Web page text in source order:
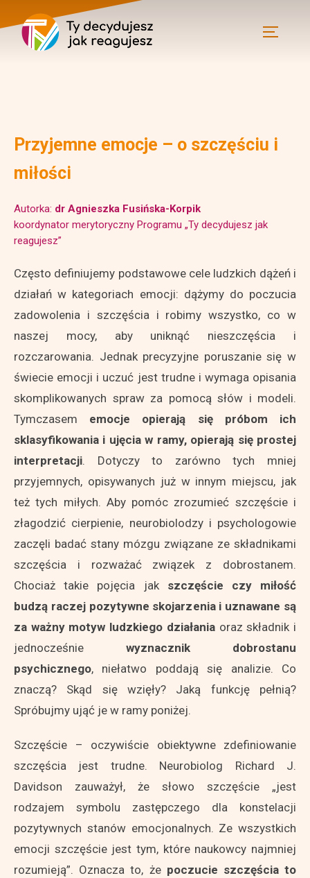
Przyjemne emocje – o szczęściu i
miłości
Autorka: dr Agnieszka Fusińska-Korpik
koordynator merytoryczny Programu „Ty decydujesz jak
reagujesz”
Często definiujemy podstawowe cele ludzkich dążeń i
działań w kategoriach emocji: dążymy do poczucia
zadowolenia i szczęścia i robimy wszystko, co w
naszej mocy, aby uniknąć nieszczęścia i
rozczarowania. Jednak precyzyjne poruszanie się w
świecie emocji i uczuć jest trudne i wymaga opisania
skomplikowanych spraw za pomocą słów i modeli.
Tymczasem emocje opierają się próbom ich
sklasyfikowania i ujęcia w ramy, opierają się prostej
interpretacji. Dotyczy to zarówno tych mniej
przyjemnych, opisywanych już w innym miejscu, jak
też tych miłych. Aby pomóc zrozumieć szczęście i
złagodzić cierpienie, neurobiolodzy i psychologowie
zaczęli badać stany mózgu związane ze składnikami
szczęścia i rozważać związek z dobrostanem.
Chociaż takie pojęcia jak szczęście czy miłość
budzą raczej pozytywne skojarzenia i uznawane są
za ważny motyw ludzkiego działania oraz składnik i
jednocześnie wyznacznik dobrostanu
psychicznego, niełatwo poddają się analizie. Co
znaczą? Skąd się wzięły? Jaką funkcję pełnią?
Spróbujmy ująć je w ramy poniżej.
Szczęście – oczywiście obiektywne zdefiniowanie
szczęścia jest trudne. Neurobiolog Richard J.
Davidson zauważył, że słowo szczęście „jest
rodzajem symbolu zastępczego dla konstelacji
pozytywnych stanów emocjonalnych. Ze wszystkich
emocji szczęście jest tym, które naukowcy najmniej
rozumieją”. Oznacza to, że poczucie szczęścia to